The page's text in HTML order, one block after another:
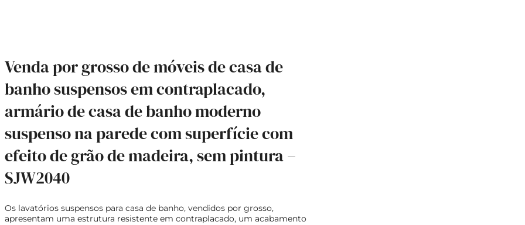
Venda por grosso de móveis de casa de
banho suspensos em contraplacado,
armário de casa de banho moderno
suspenso na parede com superfície com
efeito de grão de madeira, sem pintura –
SJW2040
Os lavatórios suspensos para casa de banho, vendidos por grosso,
apresentam uma estrutura resistente em contraplacado, um acabamento